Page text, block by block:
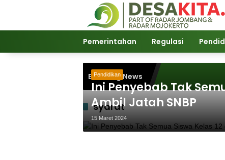
Pemerintahan Regulasi
Breaking News
syarat
Pendidikan
Ini Penyebab Tak
Ambil Jatah SNBP
15 Maret 2024